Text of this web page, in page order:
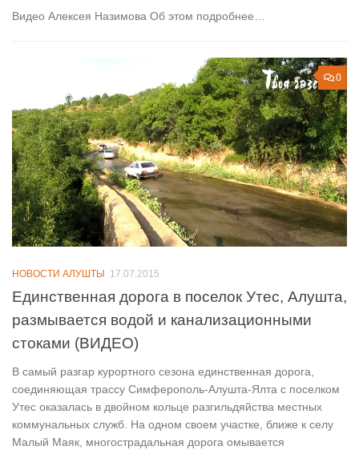
Видео Алексея Назимова Об этом подробнее…
0
НОВОСТИ АЛУШТЫ 17.07.2015
Единственная дорога в поселок Утес, Алушта,
размывается водой и канализационными
стоками (ВИДЕО)
В самый разгар курортного сезона единственная дорога,
соединяющая трассу Симферополь-Алушта-Ялта с поселком
Утес оказалась в двойном кольце разгильдяйства местных
коммунальных служб. На одном своем участке, ближе к селу
Малый Маяк, многострадальная дорога омывается